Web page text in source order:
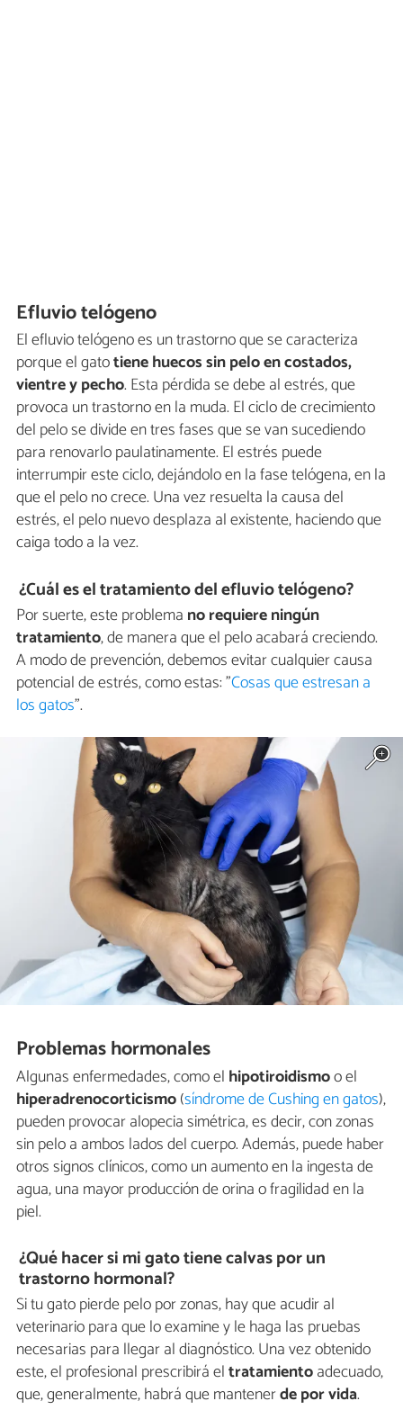
Efluvio telógeno
El efluvio telógeno es un trastorno que se caracteriza
porque el gatotiene huecos sin pelo en costados,
vientre y pecho. Esta pérdida se debe al estrés, que
provoca un trastorno en la muda. El ciclo de crecimiento
del pelo se divide en tres fases que se van sucediendo
para renovarlo paulatinamente. El estrés puede
interrumpir este ciclo, dejándolo en la fase telógena, en la
que el pelo no crece. Una vez resuelta la causa del
estrés, el pelo nuevo desplaza al existente, haciendo que
caiga todo a la vez.
¿Cuál es el tratamiento del efluvio telógeno?
Por suerte, este problema no requiere ningún
tratamiento, de manera que el pelo acabará creciendo.
A modo de prevención, debemos evitar cualquier causa
potencial de estrés, como estas: "Cosas que estresan a
los gatos".
Problemas hormonales
Algunas enfermedades, como el hipotiroidismoo el
hiperadrenocorticismo(síndrome de Cushing en gatos),
pueden provocar alopecia simétrica, es decir, con zonas
sin pelo a ambos lados del cuerpo. Además, puede haber
otros signos clínicos, como un aumento en la ingesta de
agua, una mayor producción de orina o fragilidad en la
piel.
¿Qué hacer si mi gato tiene calvas por un
trastorno hormonal?
Si tu gato pierde pelo por zonas, hay que acudir al
veterinario para que lo examine y le haga las pruebas
necesarias para llegar al diagnóstico. Una vez obtenido
este, el profesional prescribirá eltratamientoadecuado,
que, generalmente, habrá que mantenerde por vida.